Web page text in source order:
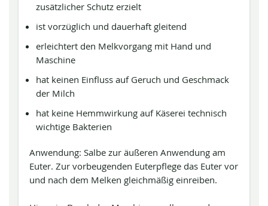
zusätzlicher Schutz erzielt
ist vorzüglich und dauerhaft gleitend
erleichtert den Melkvorgang mit Hand und
Maschine
hat keinen Einfluss auf Geruch und Geschmack
der Milch
hat keine Hemmwirkung auf Käserei technisch
wichtige Bakterien
Anwendung: Salbe zur äußeren Anwendung am
Euter. Zur vorbeugenden Euterpflege das Euter vor
und nach dem Melken gleichmäßig einreiben.